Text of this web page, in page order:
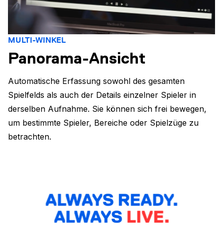
MULTI-WINKEL
Panorama-Ansicht
Automatische Erfassung sowohl des gesamten
Spielfelds als auch der Details einzelner Spieler in
derselben Aufnahme. Sie können sich frei bewegen,
um bestimmte Spieler, Bereiche oder Spielzüge zu
betrachten.